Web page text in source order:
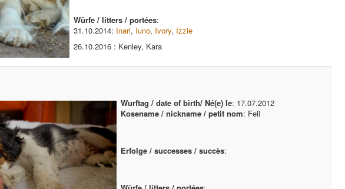
Würfe / litters / portées:
31.10.2014: Inari, Iuno, Ivory, Izzie
26.10.2016 : Kenley, Kara
Wurftag / date of birth/ Né(e) le: 17.07.2012
Kosename / nickname / petit nom: Feli
Erfolge / successes / succès: